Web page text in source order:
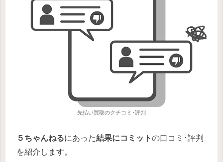
先払い買取のクチコミ･評判
５ちゃんねるにあった結果にコミットの口コミ･評判
を紹介します。